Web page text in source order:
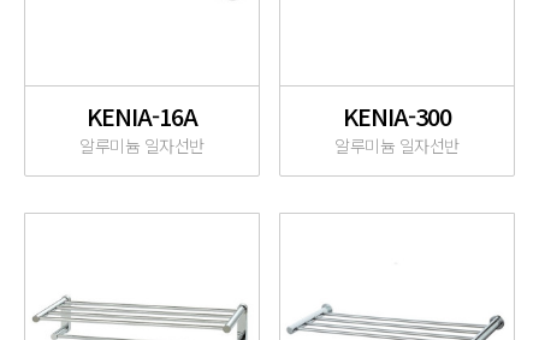
KENIA-16A
알루미늄 일자선반
KENIA-300
알루미늄 일자선반